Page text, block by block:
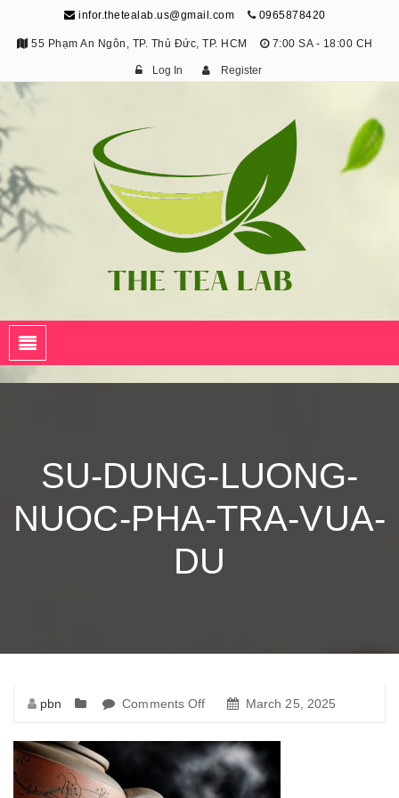
infor.thetealab.us@gmail.com 0965878420
55 Phạm An Ngôn, TP. Thủ Đức, TP. HCM 7:00 SA - 18:00 CH
Log In Register
SU-DUNG-LUONG-
NUOC-PHA-TRA-VUA-
DU
pbn Comments Off
dung-
luong-
nuoc-
March 25, 2025